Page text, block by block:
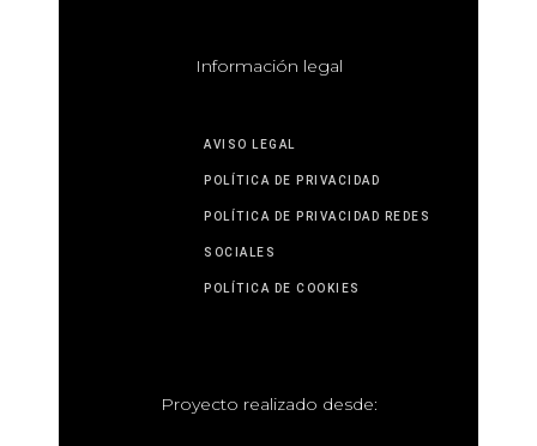
Información legal
AVISO LEGAL
POLÍTICA DE PRIVACIDAD
POLÍTICA DE PRIVACIDAD REDES
SOCIALES
POLÍTICA DE COOKIES
Proyecto realizado desde: